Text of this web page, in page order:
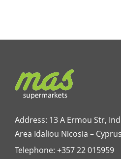
Address: 13 A Ermou Str,
Area Idaliou Nicosia – Cyprus
Telephone: +357 22 015959